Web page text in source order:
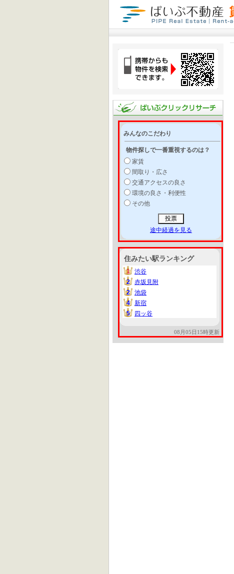
みんなのこだわり
物件探しで一番重視するのは？
家賃
間取り・広さ
交通アクセスの良さ
環境の良さ・利便性
その他
途中経過を見る
住みたい駅ランキング
1
1
渋谷
2
2
赤坂見附
2
2
池袋
4
4
新宿
5
5 四ッ谷
08月05日15時更新